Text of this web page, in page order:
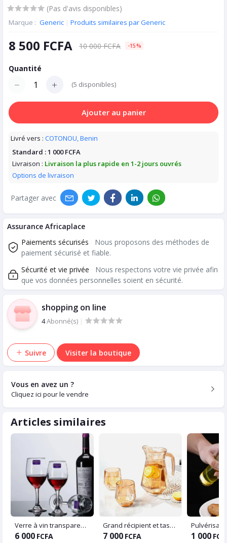
(Pas d'avis disponibles)
Marque : Generic | Produits similaires par Generic
8 500 FCFA 10 000 FCFA -15%
Quantité
(5 disponibles)
Ajouter au panier
Livré vers : COTONOU, Benin
Standard :1 000 FCFA
Livraison : Livraison la plus rapide en 1-2 jours ouvrés
Options de livraison
Partager avec
Assurance Africaplace
Paiements sécurisés
Nous proposons des méthodes de
paiement sécurisé et fiable.
Sécurité et vie privée
Nous respectons votre vie privée afin
que vos données personnelles soient en sécurité.
shopping on line
4Abonné(s) |
Suivre Visiter la boutique
Vous en avez un ?
Cliquez ici pour le vendre
Articles similaires
Verre à vin transparente
6 000 FCFA
Grand récipient et tasses en verre
7 000 FCFA 1 000